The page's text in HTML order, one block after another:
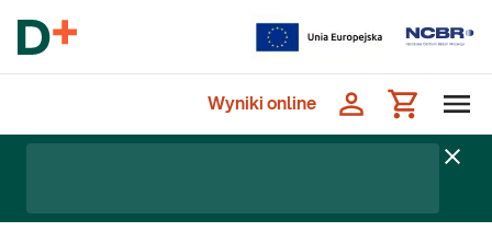
Wyniki online